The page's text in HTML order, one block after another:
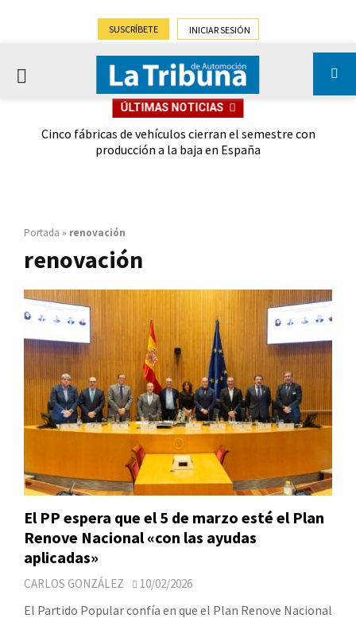
SUSCRÍBETE INICIAR SESIÓN
PRIMARY
ÚLTIMAS NOTICIAS
Cinco fábricas de vehículos cierran el semestre con
producción a la baja en España
Portada » renovación
renovación
El PP espera que el 5 de marzo esté el Plan
Renove Nacional «con las ayudas
aplicadas»
CARLOS GONZÁLEZ 10/02/2026
El Partido Popular confía en que el Plan Renove Nacional